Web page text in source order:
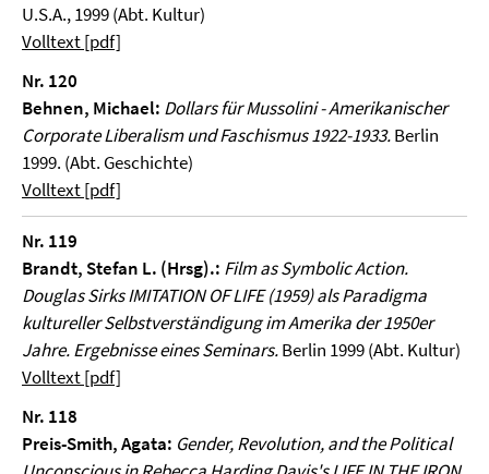
U.S.A., 1999 (Abt. Kultur)
Volltext [pdf]
Nr. 120
Behnen, Michael: Dollars für Mussolini - Amerikanischer
Corporate Liberalism und Faschismus 1922-1933.Berlin
1999. (Abt. Geschichte)
Volltext [pdf]
Nr. 119
Brandt, Stefan L. (Hrsg).: Film as Symbolic Action.
Douglas Sirks IMITATION OF LIFE (1959) als Paradigma
kultureller Selbstverständigung im Amerika der 1950er
Jahre.Ergebnisse eines Seminars.Berlin 1999 (Abt. Kultur)
Volltext [pdf]
Nr. 118
Preis-Smith, Agata: Gender, Revolution, and the Political